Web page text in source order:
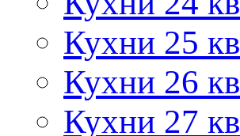
Кухни 25
Кухни 26
Кухни 27